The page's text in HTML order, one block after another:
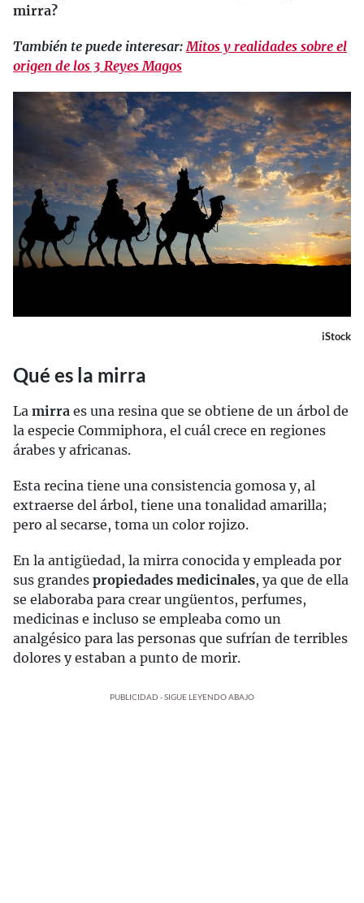
mirra?
También te puede interesar:Mitos y realidades sobre el
origen de los 3 Reyes Magos
iStock
Qué es la mirra
La mirra es una resina que se obtiene de un árbol de
la especie Commiphora, el cuál crece en regiones
árabes y africanas.
Esta recina tiene una consistencia gomosa y, al
extraerse del árbol, tiene una tonalidad amarilla;
pero al secarse, toma un color rojizo.
En la antigüedad, la mirra conocida y empleada por
sus grandes propiedades medicinales, ya que de ella
se elaboraba para crear ungüentos, perfumes,
medicinas e incluso se empleaba como un
analgésico para las personas que sufrían de terribles
dolores y estaban a punto de morir.
PUBLICIDAD - SIGUE LEYENDO ABAJO